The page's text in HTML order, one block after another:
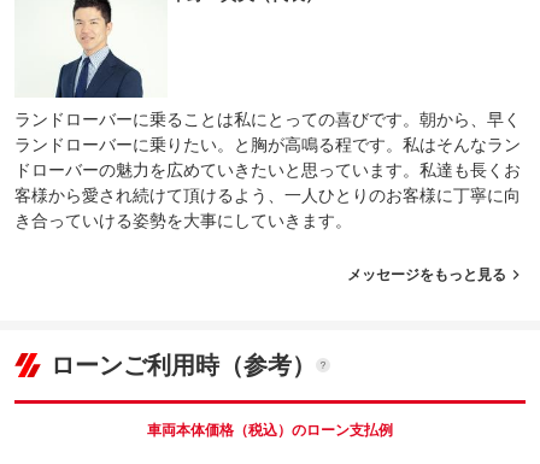
ランドローバーに乗ることは私にとっての喜びです。朝から、早く
ランドローバーに乗りたい。と胸が高鳴る程です。私はそんなラン
ドローバーの魅力を広めていきたいと思っています。私達も長くお
客様から愛され続けて頂けるよう、一人ひとりのお客様に丁寧に向
き合っていける姿勢を大事にしていきます。
メッセージをもっと見る
ローンご利用時（参考）
車両本体価格（税込）のローン支払例